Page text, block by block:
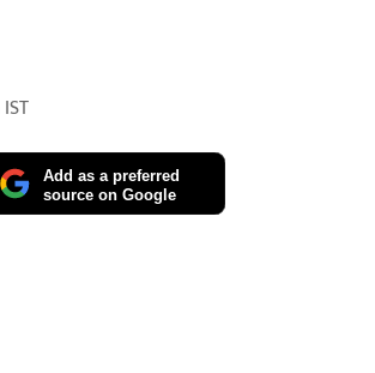
IST
Add as a preferred
source on Google